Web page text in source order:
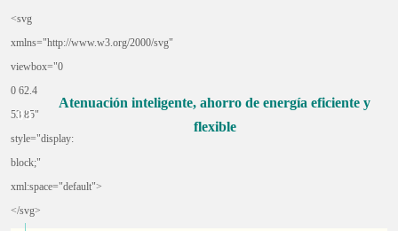
03
<svg
xmlns="http://www.w3.org/2000/svg"
viewbox="0
0 62.4
53.85"
style="display:
block;"
xml:space="default">
</svg>
Atenuación inteligente, ahorro de energía eficiente y
flexible